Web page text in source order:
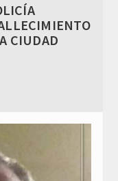
CIUDAD